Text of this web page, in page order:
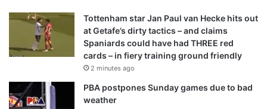
Tottenham star Jan Paul van Hecke hits out
at Getafe’s dirty tactics – and claims
Spaniards could have had THREE red
cards – in fiery training ground friendly
2 minutes ago
PBA postpones Sunday games due to bad
weather